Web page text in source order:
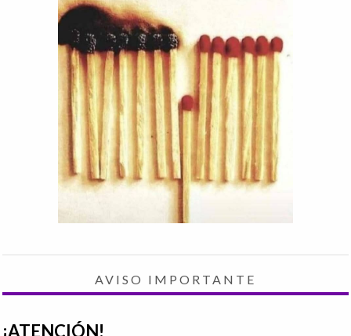
AVISO IMPORTANTE
¡ATENCIÓN!